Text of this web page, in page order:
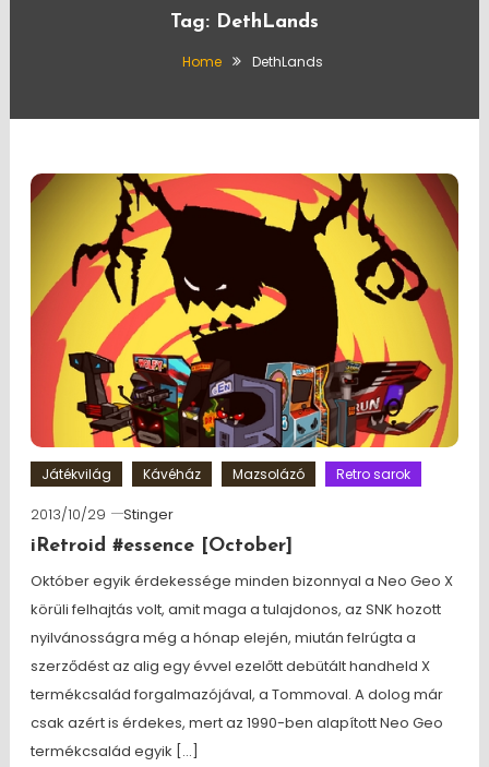
Tag: DethLands
Home DethLands
Játékvilág Kávéház Mazsolázó Retro sarok
2013/10/29
Stinger
iRetroid #essence [October]
Október egyik érdekessége minden bizonnyal a Neo Geo X
körüli felhajtás volt, amit maga a tulajdonos, az SNK hozott
nyilvánosságra még a hónap elején, miután felrúgta a
szerződést az alig egy évvel ezelőtt debütált handheld X
termékcsalád forgalmazójával, a Tommoval. A dolog már
csak azért is érdekes, mert az 1990-ben alapított Neo Geo
termékcsalád egyik […]